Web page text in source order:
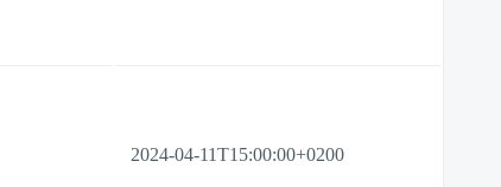
2024-04-11T15:00:00+0200